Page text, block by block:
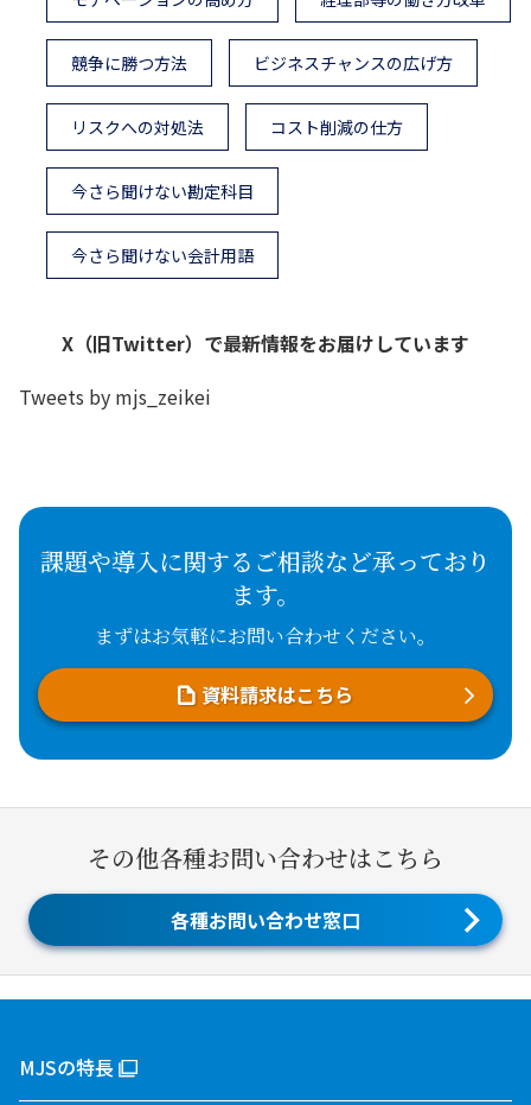
競争に勝つ方法 ビジネスチャンスの広げ方
リスクへの対処法 コスト削減の仕方
今さら聞けない勘定科目
今さら聞けない会計用語
X（旧Twitter）で最新情報をお届けしています
Tweets by mjs_zeikei
課題や導入に関するご相談など承っており
ます。
まずはお気軽にお問い合わせください。
資料請求はこちら
その他各種お問い合わせはこちら
各種お問い合わせ窓口
MJSの特長